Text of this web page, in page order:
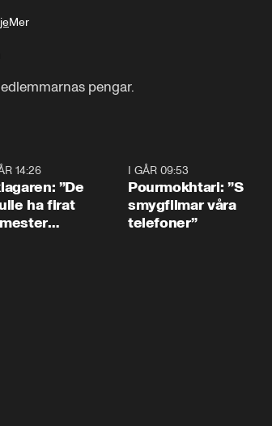
Mer
pengar.
14:26
”De
ha firat
I GÅR 09:53
Pourmokhtari: ”S
smygfilmar våra
telefoner”